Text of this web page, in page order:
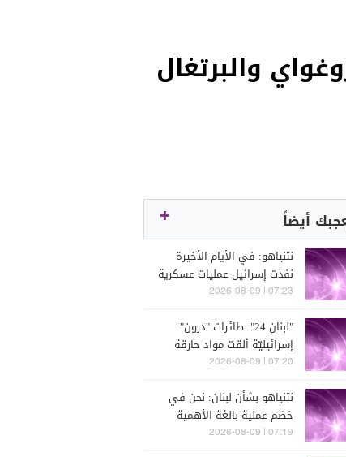
والبرتغال
أيضاً
نتنياهو: في الأيام الأخيرة
نفذت إسرائيل عمليات عسكرية
في لبنان وقضت على عناصر
الطاهر ولا يمكنني الخوض في
تفاصيل ذلك
07:23 | 2026-08-09
"لبنان 24": طائرات "درون"
إسرائيليّة ألقت مواد حارقة
على جبل عين التينة في البقاع
07:20 | 2026-08-09
نتنياهو بشأن لبنان: نحن في
خضم عملية بالغة الأهمية
07:19 | 2026-08-09